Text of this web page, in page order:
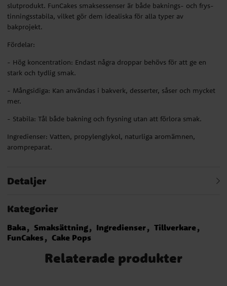
slutprodukt. FunCakes smaksessenser är både baknings- och frys-
tinningsstabila, vilket gör dem idealiska för alla typer av
bakprojekt.
Fördelar:
- Hög koncentration: Endast några droppar behövs för att ge en
stark och tydlig smak.
- Mångsidiga: Kan användas i bakverk, desserter, såser och mycket
mer.
- Stabila: Tål både bakning och frysning utan att förlora smak.
Ingredienser: Vatten, propylenglykol, naturliga aromämnen,
arompreparat.
Detaljer
Kategorier
Baka Smaksättning Ingredienser
Tillverkare
FunCakes
Cake Pops
Relaterade produkter